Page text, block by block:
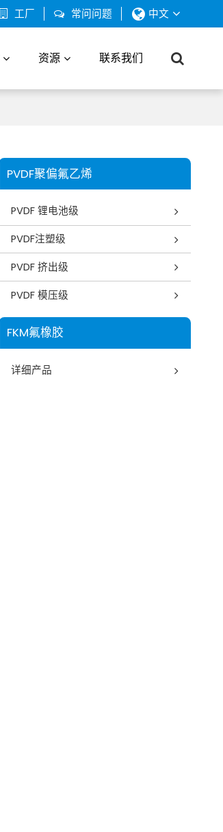
工厂 常问问题 中文
资源 联系我们
PVDF聚偏氟乙烯
PVDF 锂电池级
PVDF注塑级
PVDF 挤出级
PVDF 模压级
FKM氟橡胶
详细产品